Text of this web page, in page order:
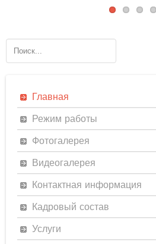
Главная
Режим работы
Фотогалерея
Видеогалерея
Контактная информация
Кадровый состав
Услуги